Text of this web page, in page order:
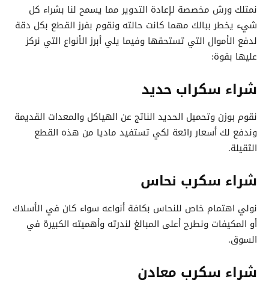
نمتلك ورش مخصصة لإعادة التدوير مما يسمح لنا بشراء كل
شيء يخطر ببالك مهما كانت حالته ونقوم بفرز القطع بكل دقة
لدفع الأموال التي تستحقها وفيما يلي أبرز الأنواع التي نركز
عليها بقوة:
شراء سكراب حديد
نقوم بوزن وتحميل الحديد الناتج عن الهياكل والمعدات القديمة
وندفع لك أسعار رائعة لكي تستفيد ماديا من هذه القطع
الثقيلة.
شراء سكرب نحاس
نولي اهتمام خاص للنحاس بكافة أنواعه سواء كان في الأسلاك
أو المكيفات ونطرح أعلى المبالغ لندرته وأهميته الكبيرة في
السوق.
شراء سكرب معادن